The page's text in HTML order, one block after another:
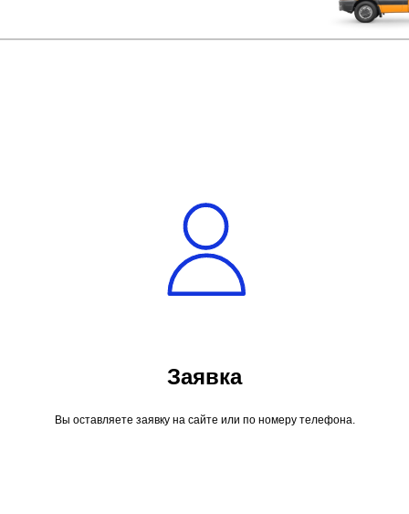
Заявка
Вы оставляете заявку на сайте или по номеру телефона.